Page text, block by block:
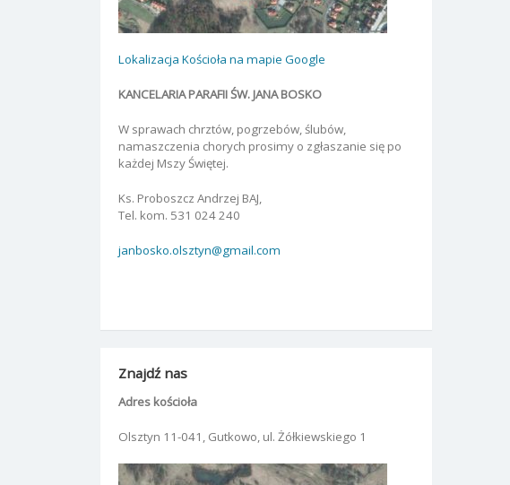
Lokalizacja Kościoła na mapie Google
KANCELARIA PARAFII ŚW. JANA BOSKO
W sprawach chrztów, pogrzebów, ślubów,
namaszczenia chorych prosimy o zgłaszanie się po
każdej Mszy Świętej.
Ks. Proboszcz Andrzej BAJ,
Tel. kom. 531 024 240
janbosko.olsztyn@gmail.com
Znajdź nas
Adres kościoła
Olsztyn 11-041, Gutkowo, ul. Żółkiewskiego 1